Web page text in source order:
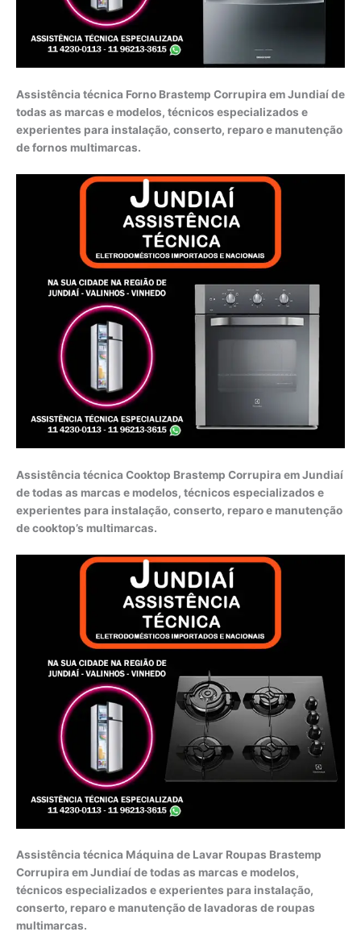
Assistência técnica Forno Brastemp Corrupira em Jundiaí de
todas as marcas e modelos, técnicos especializados e
experientes para instalação, conserto, reparo e manutenção
de fornos multimarcas.
Assistência técnica Cooktop Brastemp Corrupira em Jundiaí
de todas as marcas e modelos, técnicos especializados e
experientes para instalação, conserto, reparo e manutenção
de cooktop’s multimarcas.
Assistência técnica Máquina de Lavar Roupas Brastemp
Corrupira em Jundiaí de todas as marcas e modelos,
técnicos especializados e experientes para instalação,
conserto, reparo e manutenção de lavadoras de roupas
multimarcas.